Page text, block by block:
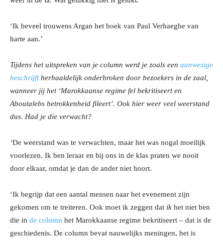
‘Ik beveel trouwens Argan het boek van Paul Verhaeghe van
harte aan.’
Tijdens het uitspreken van je column werd je zoals een aanwezige
beschrijftherhaaldelijk onderbroken door bezoekers in de zaal,
wanneer jij het ‘Marokkaanse regime fel bekritiseert en
Aboutalebs betrokkenheid fileert’. Ook hier weer veel weerstand
dus. Had je die verwacht?
‘De weerstand was te verwachten, maar het was nogal moeilijk
voorlezen. Ik ben leraar en bij ons in de klas praten we nooit
door elkaar, omdat je dan de ander niet hoort.
‘Ik begrijp dat een aantal mensen naar het evenement zijn
gekomen om te treiteren. Ook moet ik zeggen dat ík het niet ben
die in de column het Marokkaanse regime bekritiseert – dat is de
geschiedenis. De column bevat nauwelijks meningen, het is